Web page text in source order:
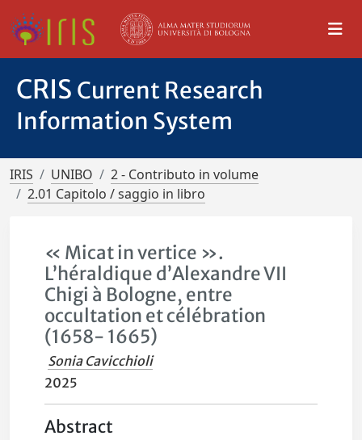
CRIS Current Research
Information System
IRIS UNIBO
2 - Contributo in volume
2.01 Capitolo / saggio in libro
« Micat in vertice ».
L’héraldique d’Alexandre VII
Chigi à Bologne, entre
occultation et célébration
(1658- 1665)
Sonia Cavicchioli
2025
Abstract